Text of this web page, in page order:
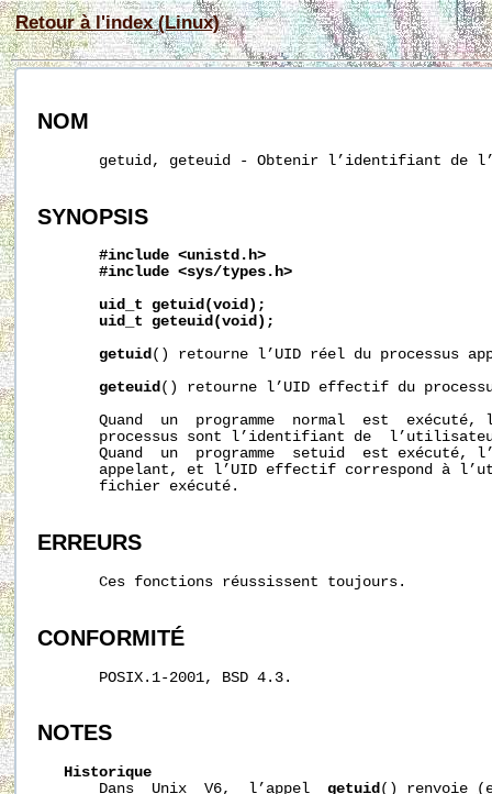
Retour à l'index (Linux)
NOM
getuid, geteuid - Obtenir l’identifiant de
SYNOPSIS
#include <unistd.h>
#include <sys/types.h>
uid_t getuid(void);
uid_t geteuid(void);
getuid() retourne l’UID réel du processus
geteuid() retourne l’UID effectif du
Quand  un  programme  normal  est  exécuté,
processus sont l’identifiant de
Quand  un  programme  setuid  est exécuté,
appelant, et l’UID effectif correspond à
       fichier exécuté.
ERREURS
       Ces fonctions réussissent toujours.
CONFORMITÉ
       POSIX.1-2001, BSD 4.3.
NOTES
Historique
       Dans  Unix  V6,  l’appel
getuid() renvoie